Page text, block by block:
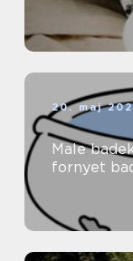
20. maj
Male
fornyet